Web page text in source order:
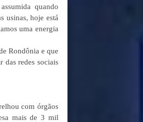
quando
usinas, hoje está
uma energia
Rondônia e que
das redes sociais
com órgãos
mais de 3 mil